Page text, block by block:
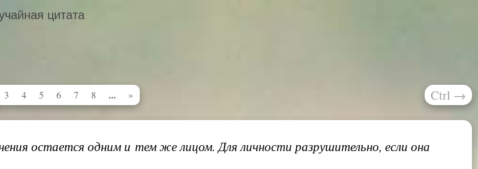
цитата
3 4 5 6 7 8 ... » Ctrl →
остается одним и тем же лицом. Для личности разрушительно, если она